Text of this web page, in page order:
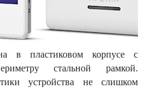
в пластиковом корпусе с
стальной рамкой.
устройства не слишком